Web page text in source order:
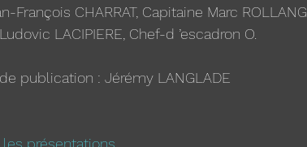
CHARRAT, Capitaine Marc ROLLANG,
LACIPIERE, Chef-d ’escadron O.
publication : Jérémy LANGLADE
présentations